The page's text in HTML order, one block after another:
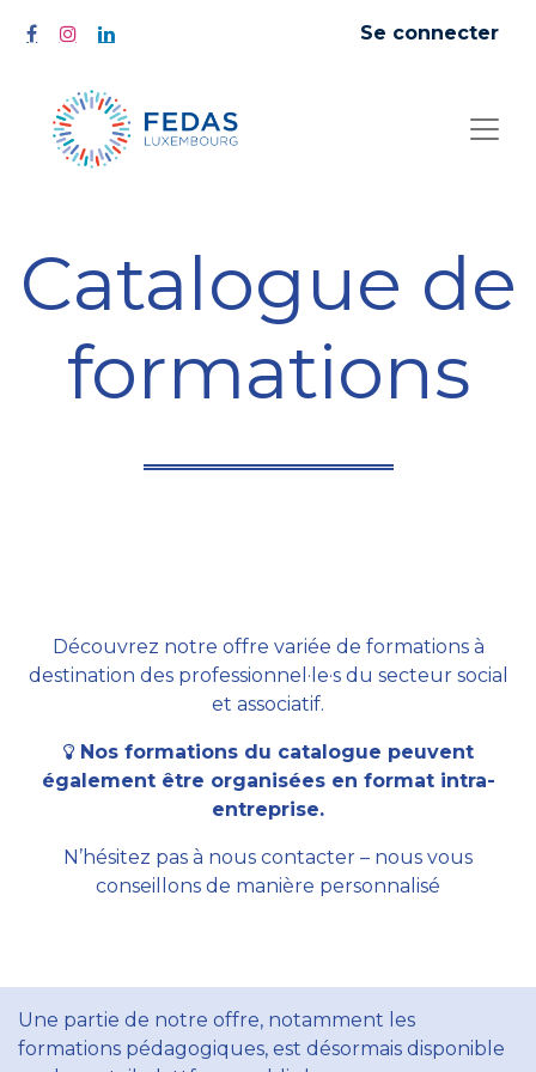
Se connecter
Catalogue de
formations
Découvrez notre offre variée de formations à
destination des professionnel·le·s du secteur social
et associatif.
Nos formations du catalogue peuvent
également être organisées en format intra-
entreprise.
N’hésitez pas à nous contacter – nous vous
conseillons de manière personnalisé
Une partie de notre offre, notamment les
formations pédagogiques, est désormais disponible